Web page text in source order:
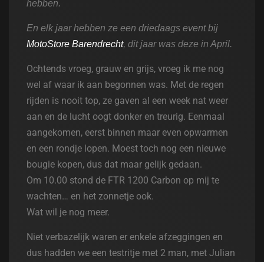
hebben.
En elk jaar hebben ze een driedaags event bij
MotoStore Barendrecht, dit jaar was deze in April.
Ochtends vroeg, grauw en grijs, vroeg ik me nog
wel af waar ik aan begonnen was. Met de regen
rijden is nooit top, ze gaven al een week nat weer
aan en de lucht oogt donker en treurig. Eenmaal
aangekomen, eerst binnen maar even opwarmen
en een rondje lopen. Moest toch nog een nieuwe
bougie kopen, dus dat maar gelijk gedaan.
Om 10.00 stond de FTR 1200 Carbon op mij te
wachten… en het zonnetje ook.
Wat wil je nog meer.
Niet verbazelijk waren er enkele afzeggingen en
dus hadden we een testritje met 2 man, met Julian